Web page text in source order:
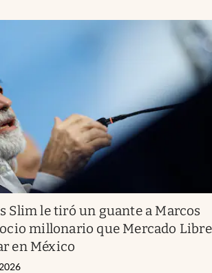
Slim le tiró un guante a Marcos
millonario que Mercado Libre
en México